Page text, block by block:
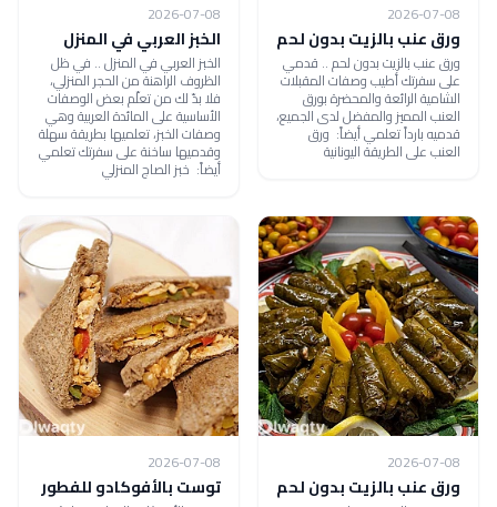
2026-07-08
ورق عنب بالزيت بدون لحم
ورق عنب بالزيت بدون لحم .. قدمي
على سفرتك أطيب وصفات المقبلات
الشامية الرائعة والمحضرة بورق
العنب المميز والمفضل لدى الجميع،
قدميه بارداً تعلمي أيضاً: ورق
العنب على الطريقة اليونانية
2026-07-08
الخبز العربي في المنزل
الخبز العربي في المنزل .. في ظل
الظروف الراهنة من الحجر المنزلي،
فلا بدّ لك من تعلّم بعض الوصفات
الأساسية على المائدة العربية وهي
وصفات الخبز، تعلميها بطريقة سهلة
وقدميها ساخنة على سفرتك تعلمي
أيضاً: خبز الصاج المنزلي
2026-07-08
ورق عنب بالزيت بدون لحم
2026-07-08
توست بالأفوكادو للفطور